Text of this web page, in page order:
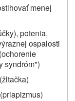
menej
potenia,
ospalosti
syndróm")